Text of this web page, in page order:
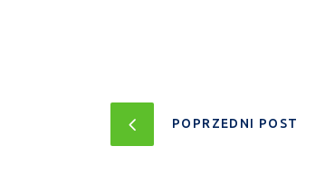
POPRZEDNI POST